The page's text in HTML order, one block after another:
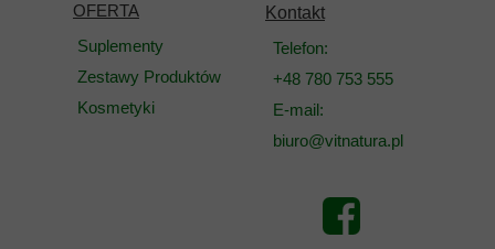
OFERTA
Suplementy
Zestawy Produktów
Kosmetyki
Kontakt
Telefon:
+48 780 753 555
E-mail:
biuro@vitnatura.pl